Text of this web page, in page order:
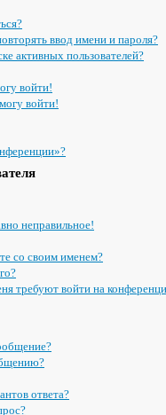
ввод имени и пароля?
активных пользователей?
войти!
войти!
неправильное!
со своим именем?
требуют войти на
ответа?